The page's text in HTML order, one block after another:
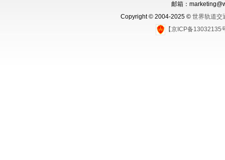
邮箱：
Copyright © 2004-2025 © 世界轨道交
【京ICP备13032135